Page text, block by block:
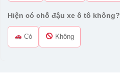
Hiện có chỗ đậu xe ô tô không?
Có Không